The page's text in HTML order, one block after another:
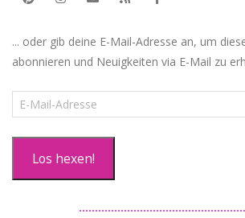
... oder gib deine E-Mail-Adresse an, um
abonnieren und Neuigkeiten via E-Mail zu
E-
Mail-
Los hexen!